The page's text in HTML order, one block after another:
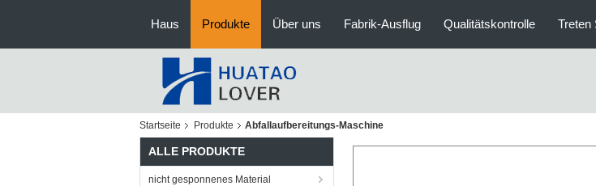
Haus Produkte Über uns Fabrik-Ausflug Qualitätskontrolle Treten
Startseite Produkte Abfallaufbereitungs-Maschine
ALLE PRODUKTE
nicht gesponnenes Material